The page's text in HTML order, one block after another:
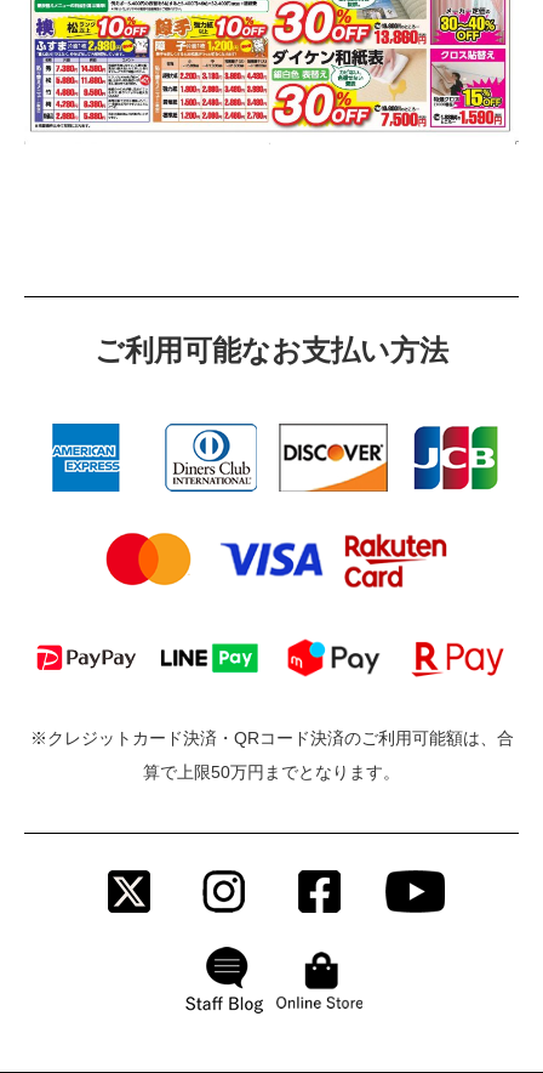
ご利⽤可能なお⽀払い⽅法
※クレジットカード決済・QRコード決済のご利用可能額は、合
算で上限50万円までとなります。